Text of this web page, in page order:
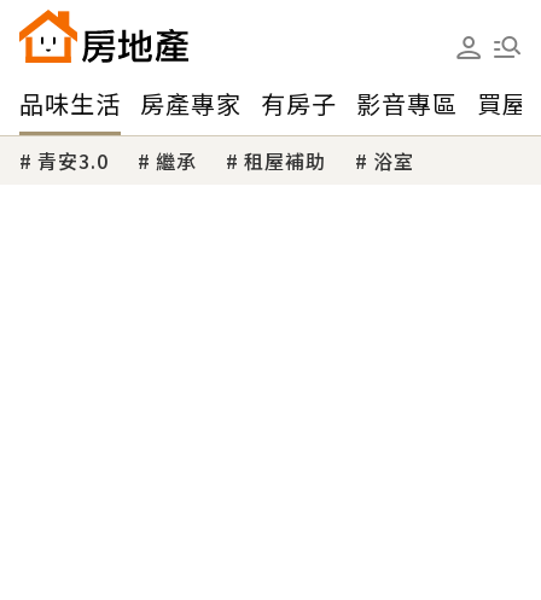
品味生活 房產專家 有房子 影音專區 買屋
青安3.0 繼承 租屋補助 浴室